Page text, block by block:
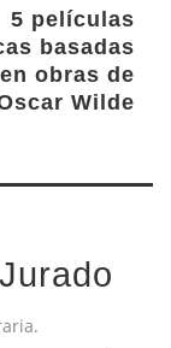
5 películas
basadas
en obras de
Wilde